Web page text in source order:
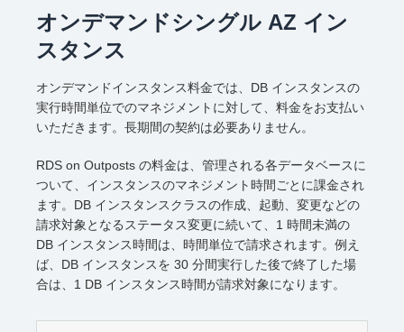
オンデマンドシングル AZ イン
スタンス
オンデマンドインスタンス料金では、DB インスタンスの
実行時間単位でのマネジメントに対して、料金をお支払い
いただきます。長期間の契約は必要ありません。
RDS on Outposts の料金は、管理される各データベースに
ついて、インスタンスのマネジメント時間ごとに課金され
ます。DB インスタンスクラスの作成、起動、変更などの
請求対象となるステータス変更に続いて、1 時間未満の
DB インスタンス時間は、時間単位で請求されます。例え
ば、DB インスタンスを 30 分間実行した後で終了した場
合は、1 DB インスタンス時間が請求対象になります。